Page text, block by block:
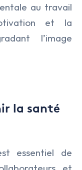
au travail
et la
l’image
la santé
essentiel de